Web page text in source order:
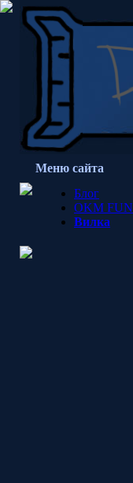
Меню сайта
Блог
OKM FUN
Вилка